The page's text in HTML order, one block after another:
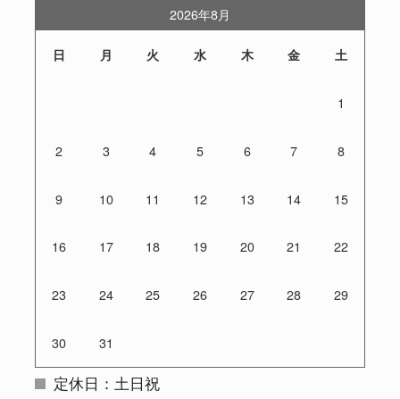
2026年8月
日 月 火 水 木 金 土
1
2 3 4 5 6 7 8
9 10 11 12 13 14 15
16 17 18 19 20 21 22
23 24 25 26 27 28 29
30 31
定休日：土日祝